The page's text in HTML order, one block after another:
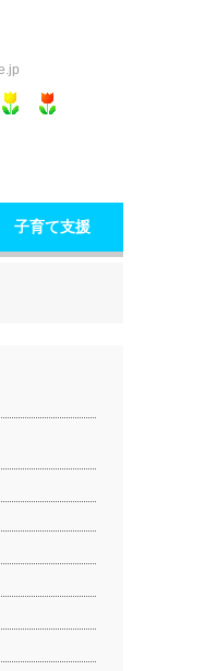
子育て支援